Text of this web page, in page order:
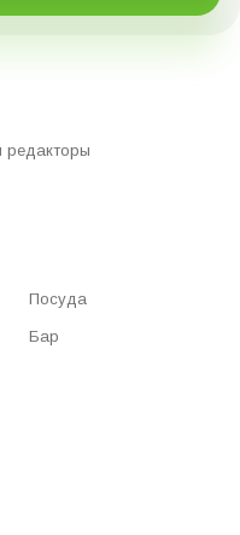
редакторы
Посуда
Бар